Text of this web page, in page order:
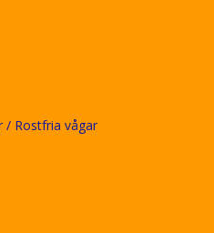
/ Rostfria vågar